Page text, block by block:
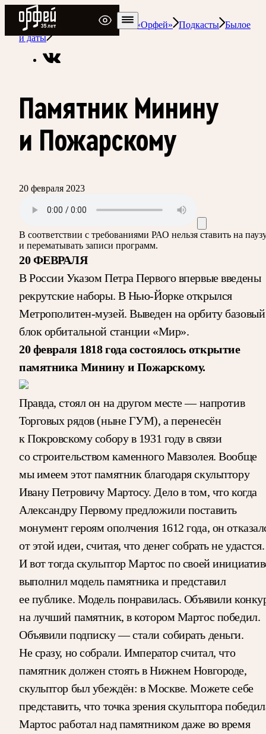
Радио Орфей
Радио классической музыки «Орфей»
Подкасты Былое
и даты
Памятник Минину
и Пожарскому
20 февраля 2023
В соответствии с требованиями РАО нельзя ставить на
и перематывать записи программ.
20 ФЕВРАЛЯ
В России Указом Петра Первого впервые введены
рекрутские наборы. В Нью-Йорке открылся
Метрополитен-музей. Выведен на орбиту базовый
блок орбитальной станции «Мир».
20 февраля 1818 года состоялось открытие
памятника Минину и Пожарскому.
Правда, стоял он на другом месте — напротив
Торговых рядов (ныне ГУМ), а перенесён
к Покровскому собору в 1931 году в связи
со строительством каменного Мавзолея. Вообще
мы имеем этот памятник благодаря скульптору
Ивану Петровичу Мартосу. Дело в том, что когда
Александру Первому предложили поставить
монумент героям ополчения 1612 года, он
от этой идеи, считая, что денег собрать не удастся.
И вот тогда скульптор Мартос по своей
выполнил модель памятника и представил
ее публике. Модель понравилась. Объявили
на лучший памятник, в котором Мартос победил.
Объявили подписку — стали собирать деньги.
Не сразу, но собрали. Император считал, что
памятник должен стоять в Нижнем Новгороде,
скульптор был убеждён: в Москве. Можете себе
представить, что точка зрения скульптора
Мартос работал над памятником даже во время